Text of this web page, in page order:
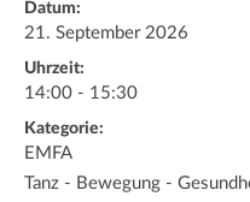
Datum:
21. September 2026
Uhrzeit:
14:00 - 15:30
Kategorie:
EMFA
Tanz - Bewegung -